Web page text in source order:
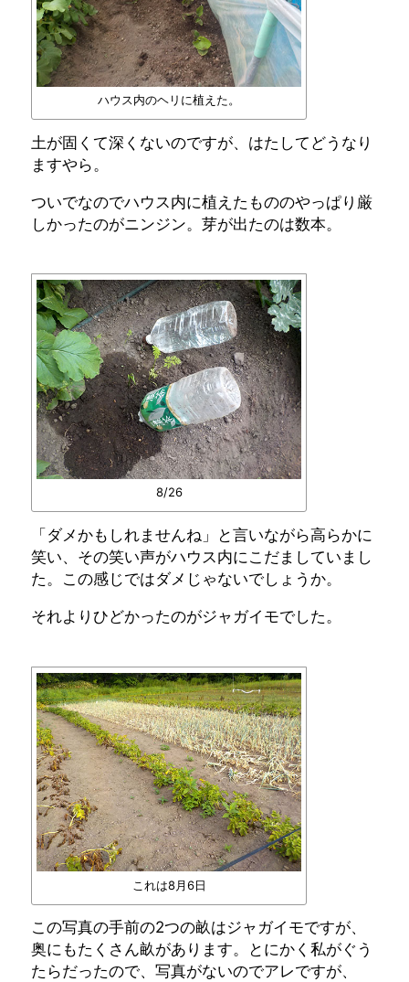
ハウス内のヘリに植えた。
土が固くて深くないのですが、はたしてどうなり
ますやら。
ついでなのでハウス内に植えたもののやっぱり厳
しかったのがニンジン。芽が出たのは数本。
8/26
「ダメかもしれませんね」と言いながら高らかに
笑い、その笑い声がハウス内にこだましていまし
た。この感じではダメじゃないでしょうか。
それよりひどかったのがジャガイモでした。
これは8月6日
この写真の手前の2つの畝はジャガイモですが、
奥にもたくさん畝があります。とにかく私がぐう
たらだったので、写真がないのでアレですが、